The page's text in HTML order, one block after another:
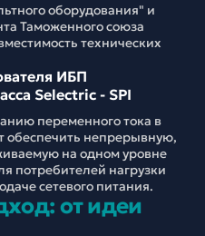
оборудования" и
Таможенного союза
технических
ИБП
Selectric - SPI
переменного тока в
обеспечить непрерывную,
на одном уровне
потребителей нагрузки
сетевого питания.
от идеи